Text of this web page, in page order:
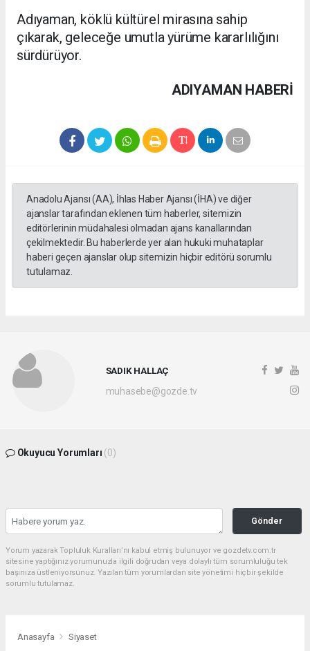
Adıyaman, köklü kültürel mirasına sahip
çıkarak, geleceğe umutla yürüme kararlılığını
sürdürüyor.
ADIYAMAN HABERİ
Anadolu Ajansı (AA), İhlas Haber Ajansı (İHA) ve diğer
ajanslar tarafından eklenen tüm haberler, sitemizin
editörlerinin müdahalesi olmadan ajans kanallarından
çekilmektedir. Bu haberlerde yer alan hukuki muhataplar
haberi geçen ajanslar olup sitemizin hiçbir editörü sorumlu
tutulamaz.
SADIK HALLAÇ
muhasebe@gozde.tv
Okuyucu Yorumları (0)
Gönder
Yorum yazarak Topluluk Kuralları’nı kabul etmiş bulunuyor ve gozdetv.com.tr
sitesine yaptığınız yorumunuzla ilgili doğrudan veya dolaylı tüm sorumluluğu tek
başınıza üstleniyorsunuz. Yazılan tüm yorumlardan site yönetimi hiçbir şekilde
sorumlu tutulamaz.
Anasayfa Siyaset